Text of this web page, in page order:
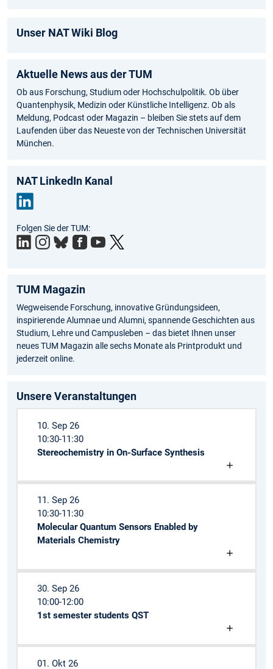
Unser NAT Wiki Blog
Aktuelle News aus der TUM
Ob aus Forschung, Studium oder Hochschulpolitik. Ob über
Quantenphysik, Medizin oder Künstliche Intelligenz. Ob als
Meldung, Podcast oder Magazin – bleiben Sie stets auf dem
Laufenden über das Neueste von der Technischen Universität
München.
NAT LinkedIn Kanal
edIn
Folgen Sie der TUM:
TUM Magazin
Wegweisende Forschung, innovative Gründungsideen,
inspirierende Alumnae und Alumni, spannende Geschichten aus
Studium, Lehre und Campusleben – das bietet Ihnen unser
neues TUM Magazin alle sechs Monate als Printprodukt und
jederzeit online.
Unsere Veranstaltungen
10. Sep 26
10:30-11:30
Stereochemistry in On-Surface Synthesis
11. Sep 26
10:30-11:30
Molecular Quantum Sensors Enabled by
Materials Chemistry
30. Sep 26
10:00-12:00
1st semester students QST
01. Okt 26